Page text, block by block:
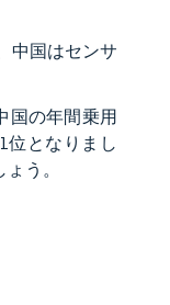
中国はセンサ
国の年間乗用
位となりまし
う。